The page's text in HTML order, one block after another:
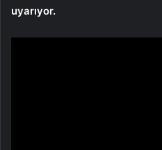
uyarıyor.